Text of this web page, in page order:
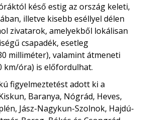
késő estig az ország keleti,
illetve kisebb eséllyel délen
zivatarok, amelyekből lokálisan
csapadék, esetleg
milliméter), valamint átmeneti
km/óra) is előfordulhat.
figyelmeztetést adott ki a
Baranya, Nógrád, Heves,
Jász-Nagykun-Szolnok, Hajdú-